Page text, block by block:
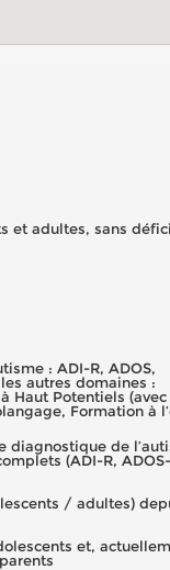
et adultes, sans
: ADI-R, ADOS,
autres domaines :
Haut Potentiels (avec
Formation à
diagnostique de
(ADI-R,
/ adultes)
et,